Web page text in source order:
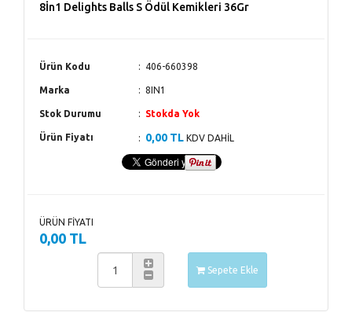
8İn1 Delights Balls S Ödül Kemikleri 36Gr
Ürün Kodu 406-660398
Marka 8IN1
Stok Durumu Stokda Yok
Ürün Fiyatı 0,00 TL KDV DAHİL
ÜRÜN FİYATI
0,00 TL
Sepete Ekle